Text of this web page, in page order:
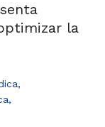
la
,
,